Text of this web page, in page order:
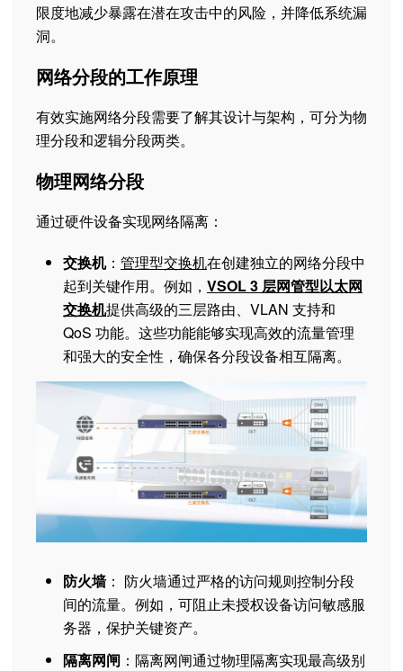
限度地减少暴露在潜在攻击中的风险，并降低系统漏
洞。
网络分段的工作原理
有效实施网络分段需要了解其设计与架构，可分为物
理分段和逻辑分段两类。
物理网络分段
通过硬件设备实现网络隔离：
交换机： 管理型交换机在创建独立的网络分段中
起到关键作用。例如， VSOL 3 层网管型以太网
交换机提供高级的三层路由、VLAN 支持和
QoS 功能。这些功能能够实现高效的流量管理
和强大的安全性，确保各分段设备相互隔离。
防火墙： 防火墙通过严格的访问规则控制分段
间的流量。例如，可阻止未授权设备访问敏感服
务器，保护关键资产。
隔离网闸 ：隔离网闸通过物理隔离实现最高级别